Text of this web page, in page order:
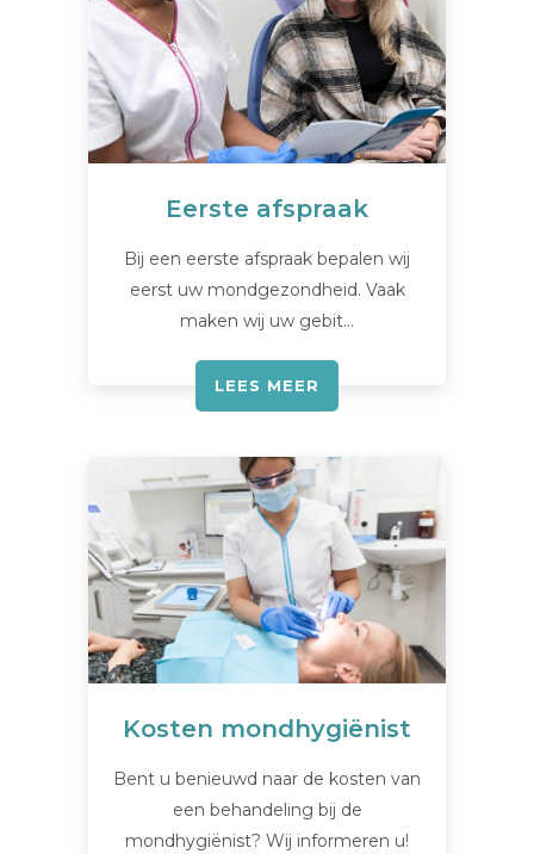
Eerste afspraak
Bij een eerste afspraak bepalen wij
eerst uw mondgezondheid. Vaak
maken wij uw gebit…
LEES MEER
Kosten mondhygiënist
Bent u benieuwd naar de kosten van
een behandeling bij de
mondhygiënist? Wij informeren u!